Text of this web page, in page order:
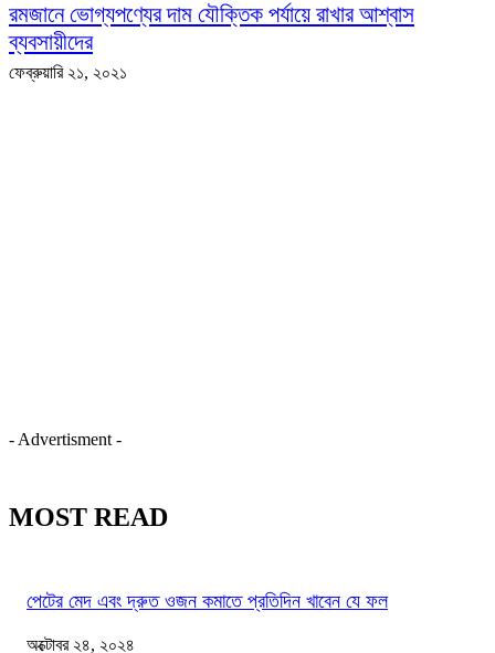
রমজানে ভোগ্যপণ্যের দাম যৌক্তিক পর্যায়ে রাখার আশ্বাস
ব্যবসায়ীদের
ফেব্রুয়ারি ২১, ২০২১
- Advertisment -
MOST READ
পেটের মেদ এবং দ্রুত ওজন কমাতে প্রতিদিন খাবেন যে ফল
অক্টোবর ২৪, ২০২৪